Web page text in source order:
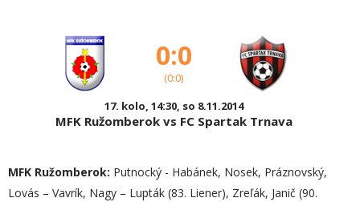
0:0
(0:0)
17. kolo, 14:30, so 8.11.2014
MFK Ružomberok vs FC Spartak Trnava
MFK Ružomberok: Putnocký - Habánek, Nosek, Práznovský,
Lovás – Vavrík, Nagy – Lupták (83. Liener), Zreľák, Janič (90.